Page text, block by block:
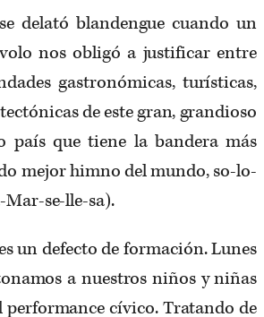
delató blandengue cuando un
nos obligó a justificar entre
gastronómicas, turísticas,
de este gran, grandioso
país que tiene la bandera más
mejor himno del mundo, so-lo-
se-lle-sa).
un defecto de formación. Lunes
a nuestros niños y niñas
performance cívico. Tratando de